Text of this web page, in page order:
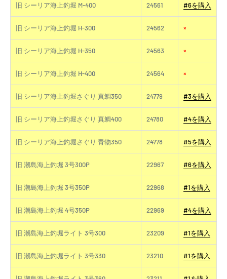
旧 シーリア海上釣堀 M-400 24561 #6を購入
旧 シーリア海上釣堀 H-300 24562 ×
旧 シーリア海上釣堀 H-350 24563 ×
旧 シーリア海上釣堀 H-400 24564 ×
旧 シーリア海上釣堀さぐり 真鯛350 24779 #3を購入
旧 シーリア海上釣堀さぐり 真鯛400 24780 #4を購入
旧 シーリア海上釣堀さぐり 青物350 24778 #5を購入
旧 潮島海上釣堀 3号300P 22967 #6を購入
旧 潮島海上釣堀 3号350P 22968 #1を購入
旧 潮島海上釣堀 4号350P 22969 #4を購入
旧 潮島海上釣堀ライト 3号300 23209 #1を購入
旧 潮島海上釣堀ライト 3号330 23210 #1を購入